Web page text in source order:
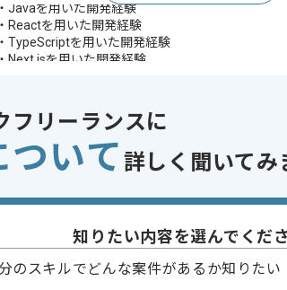
・Javaを用いた開発経験
・Reactを用いた開発経験
・TypeScriptを用いた開発経験
・Next.jsを用いた開発経験
DB2を用いた開発経験
験やスキルをお持ちであれば申し込み可能なケースもご
DB2
GitHub
システム開発 , 受託開発
フリーランスに
いて 詳しく聞いてみ
知りたい内容を選んでくだ
のスキルでどんな案件があるか知りたい